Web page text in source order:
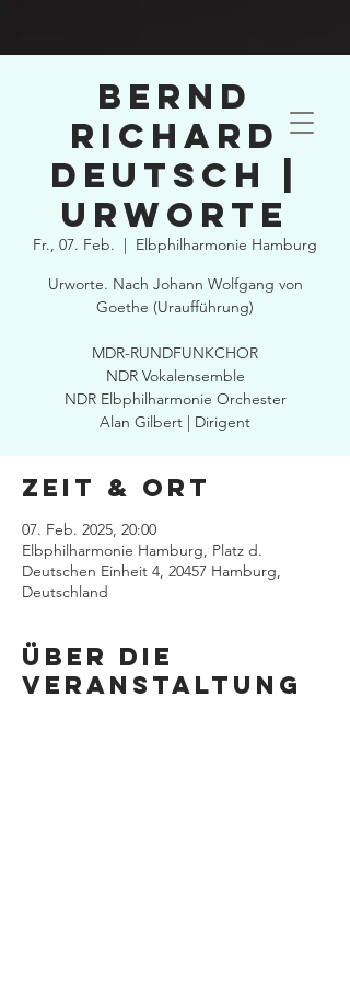
Bernd
Richard
Deutsch |
Urworte
Fr., 07. Feb.
  |
Elbphilharmonie Hamburg
Urworte. Nach Johann Wolfgang von
Goethe (Uraufführung)
MDR-RUNDFUNKCHOR
NDR Vokalensemble
NDR Elbphilharmonie Orchester
Alan Gilbert | Dirigent
Zeit & Ort
07. Feb. 2025, 20:00
Elbphilharmonie Hamburg, Platz d.
Deutschen Einheit 4, 20457 Hamburg,
Deutschland
Über die
Veranstaltung